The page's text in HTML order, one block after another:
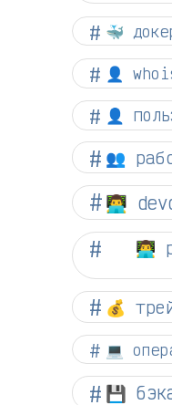
🐳
👤
👤
👥
👨‍💻
💰
💻
💾